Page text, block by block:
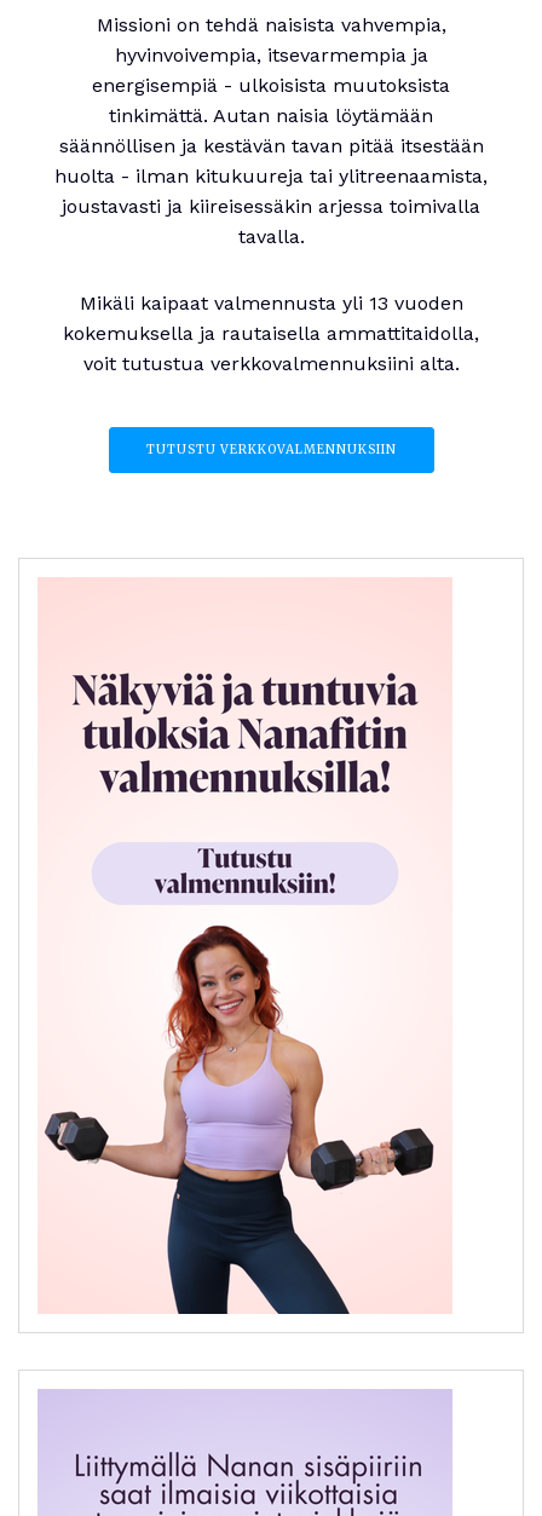
Missioni on tehdä naisista vahvempia,
hyvinvoivempia, itsevarmempia ja
energisempiä - ulkoisista muutoksista
tinkimättä. Autan naisia löytämään
säännöllisen ja kestävän tavan pitää itsestään
huolta - ilman kitukuureja tai ylitreenaamista,
joustavasti ja kiireisessäkin arjessa toimivalla
tavalla.
Mikäli kaipaat valmennusta yli 13 vuoden
kokemuksella ja rautaisella ammattitaidolla,
voit tutustua verkkovalmennuksiini alta.
TUTUSTU VERKKOVALMENNUKSIIN